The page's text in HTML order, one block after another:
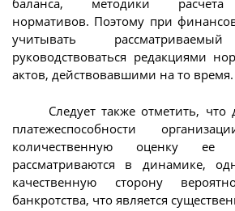
баланса, методики расчета
нормативов. Поэтому при
учитывать
руководствоваться редакциями
актов, действовавшими на то время.
Следует также отметить, что
платежеспособности
количественную оценку ее
рассматриваются в динамике,
качественную сторону
банкротства, что является